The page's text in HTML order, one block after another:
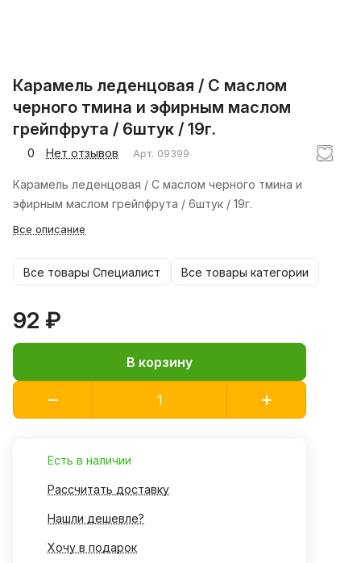
Карамель леденцовая / С маслом
черного тмина и эфирным маслом
грейпфрута / 6штук / 19г.
0 Нет отзывов Арт. 09399
Карамель леденцовая / С маслом черного тмина и
эфирным маслом грейпфрута / 6штук / 19г.
Все описание
Все товары Специалист Все товары категории
92 ₽
В корзину
Есть в наличии
Рассчитать доставку
Нашли дешевле?
Хочу в подарок